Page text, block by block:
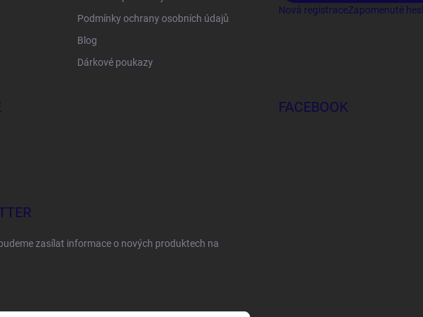
Podmínky ochrany osobních údajů
Blog
Dárkové poukazy
Nová registraceZapomenuté
FACEBOOK
zasílat informace o nových produktech na